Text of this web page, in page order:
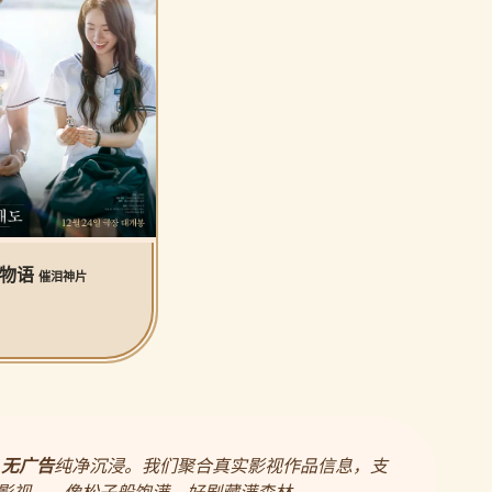
语催泪神片
无广告纯净沉浸。我们聚合真实影视作品信息，支